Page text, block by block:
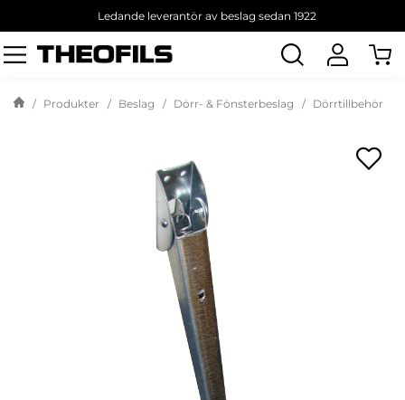
Ledande leverantör av beslag sedan 1922
Sök
produkt
Produkter Beslag Dörr- & Fönsterbeslag Dörrtillbehör